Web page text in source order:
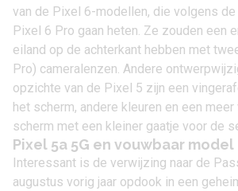
van de Pixel 6-modellen, die volgens
Pixel 6 Pro gaan heten. Ze zouden een
eiland op de achterkant hebben met
Pro) cameralenzen. Andere
opzichte van de Pixel 5 zijn een
het scherm, andere kleuren en een
scherm met een kleiner gaatje voor de
Pixel 5a 5G en vouwbaar model
Interessant is de verwijzing naar de
augustus vorig jaar opdook in een